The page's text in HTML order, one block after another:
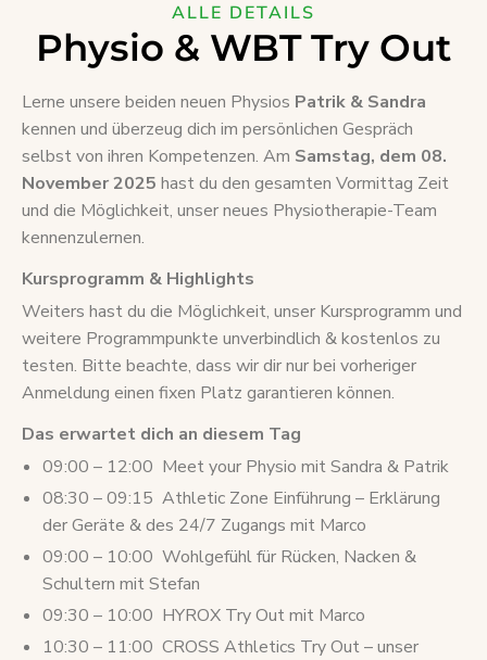
ALLE DETAILS
Physio & WBT Try Out
Lerne unsere beiden neuen Physios Patrik & Sandra
kennen und überzeug dich im persönlichen Gespräch
selbst von ihren Kompetenzen. Am Samstag, dem 08.
November 2025 hast du den gesamten Vormittag Zeit
und die Möglichkeit, unser neues Physiotherapie-Team
kennenzulernen.
Kursprogramm & Highlights
Weiters hast du die Möglichkeit, unser Kursprogramm und
weitere Programmpunkte unverbindlich & kostenlos zu
testen. Bitte beachte, dass wir dir nur bei vorheriger
Anmeldung einen fixen Platz garantieren können.
Das erwartet dich an diesem Tag
09:00 – 12:00 Meet your Physio mit Sandra & Patrik
08:30 – 09:15 Athletic Zone Einführung – Erklärung
der Geräte & des 24/7 Zugangs mit Marco
09:00 – 10:00 Wohlgefühl für Rücken, Nacken &
Schultern mit Stefan
09:30 – 10:00 HYROX Try Out mit Marco
10:30 – 11:00 CROSS Athletics Try Out – unser